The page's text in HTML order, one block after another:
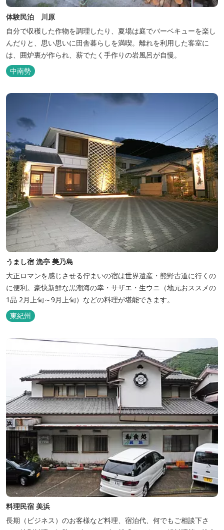
体験民泊 川原
自分で収穫した作物を調理したり、夏場は庭でバーベキューを楽し
んだりと、思い思いに田舎暮らしを満喫。離れを利用した客室に
は、囲炉裏が作られ、薪でたく手作りの岩風呂が自慢。
中南勢
うまし宿 漁亭 美乃島
大正ロマンを感じさせる佇まいの宿は世界遺産・熊野古道に行くの
に便利。豪快新鮮な黒潮海の幸・サザエ・生ウニ（地元おススメの
1品 2月上旬～9月上旬）などの料理が堪能できます。
東紀州
料理民宿 美浜
長期（ビジネス）のお客様など料理、宿泊代、何でもご相談下さ